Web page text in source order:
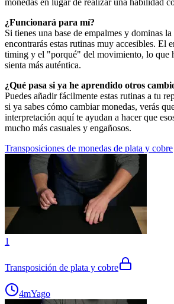
monedas en lugar de realizar una habilidad
¿Funcionará para mí?
Si tienes una base de empalmes y dominas
encontrarás estas rutinas muy accesibles. El
timing y el "porqué" del movimiento, lo que
sienta más auténtica.
¿Qué pasa si ya he aprendido otros
Puedes añadir fácilmente estas rutinas a tu
si ya sabes cómo cambiar monedas, verás
interpretación aquí te ayudan a hacer que
mucho más casuales y engañosos.
Transposiciones de monedas de plata y cobre
1
Transposición de plata y cobre
4mYago